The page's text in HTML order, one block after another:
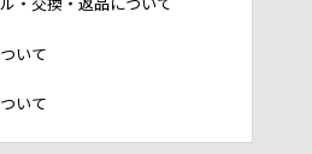
いて
いて